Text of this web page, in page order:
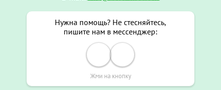
Нужна помощь? Не стесняйтесь,
пишите нам в мессенджер:
Жми на кнопку